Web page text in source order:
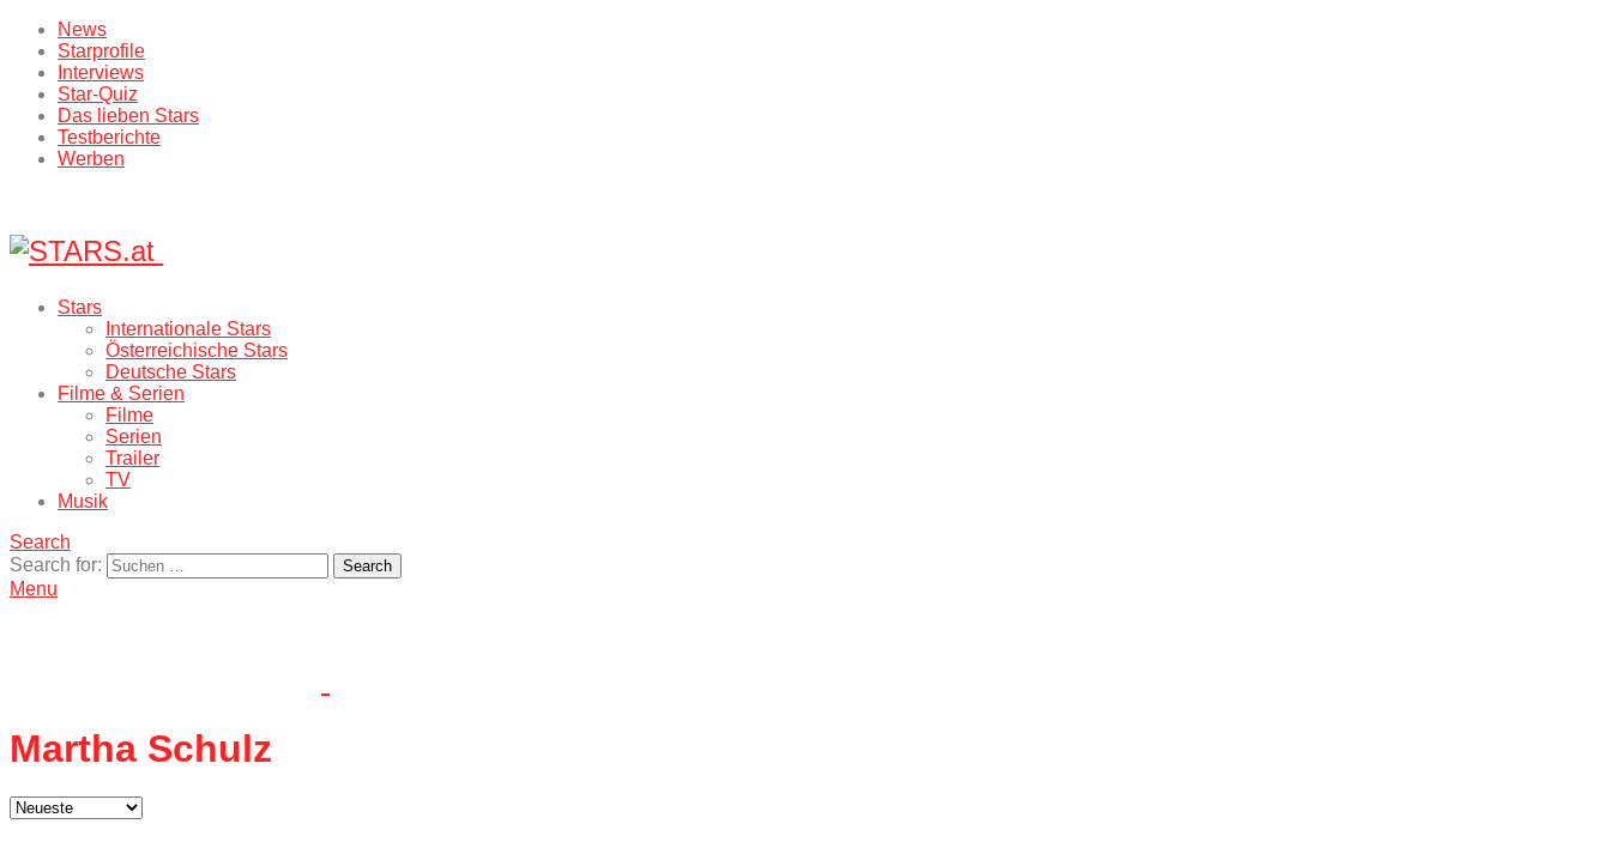
News
Starprofile
Interviews
Star-Quiz
Das lieben Stars
Testberichte
Werben
Stars
Internationale Stars
Österreichische Stars
Deutsche Stars
Filme & Serien
Filme
Serien
Trailer
TV
Musik
Search
Search for:
Search
Menu
Martha Schulz